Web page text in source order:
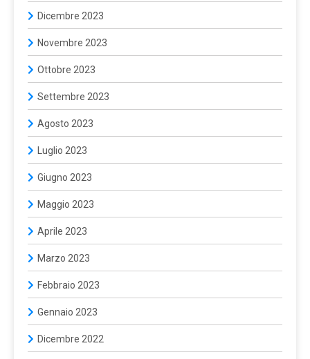
Dicembre 2023
Novembre 2023
Ottobre 2023
Settembre 2023
Agosto 2023
Luglio 2023
Giugno 2023
Maggio 2023
Aprile 2023
Marzo 2023
Febbraio 2023
Gennaio 2023
Dicembre 2022